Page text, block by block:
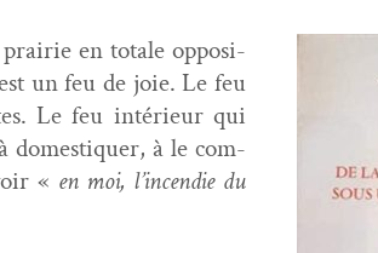
prairie en totale oppo­si­
un feu de joie. Le feu
Le feu intérieur qui
domes­ti­quer, à le com­
« en moi, l’in­cendie du